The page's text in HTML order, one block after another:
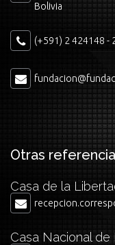
Bolivia
(+591) 2 424148 -
Otras
Casa de la
Casa Nacional de